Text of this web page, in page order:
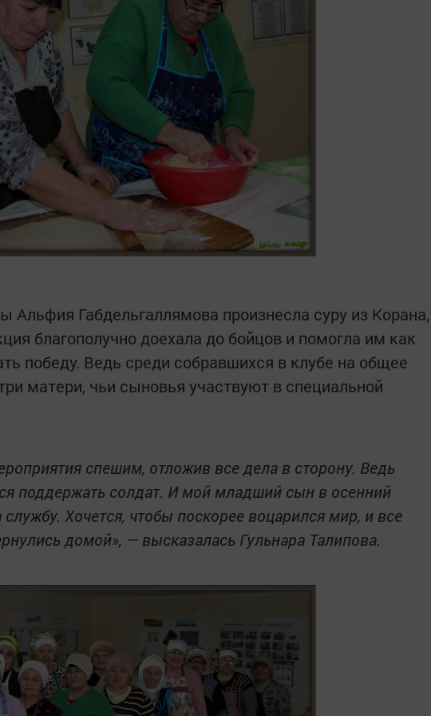
Альфия Габдельгаллямова произнесла суру из Корана,
благополучно доехала до бойцов и помогла им как
победу. Ведь среди собравшихся в клубе на общее
матери, чьи сыновья участвуют в специальной
спешим, отложив все дела в сторону. Ведь
поддержать солдат. И мой младший сын в осенний
Хочется, чтобы поскорее воцарился мир, и все
домой», — высказалась Гульнара Талипова.